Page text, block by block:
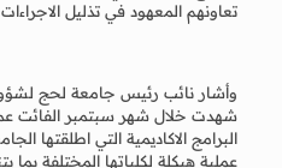
تعاونهم المعهود في تذليل
وأشار نائب رئيس جامعة لحج
شهدت خلال شهر سبتمبر الفائت
البرامج الاكاديمية التي اطلقتها
عملية هيكلة لكلياتها المختلفة